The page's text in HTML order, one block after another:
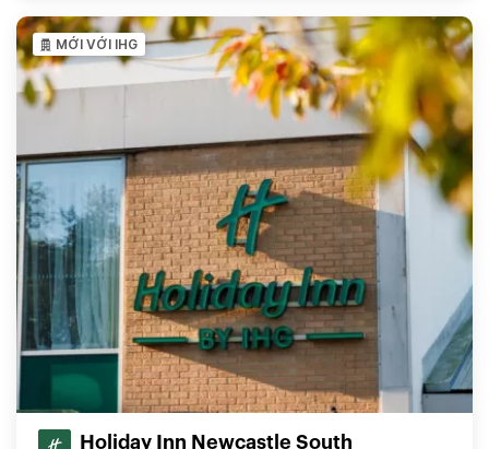
MỚI VỚI IHG
Holiday Inn Newcastle South